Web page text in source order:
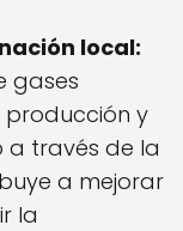
local:
gases
y
a través de la
a mejorar
la